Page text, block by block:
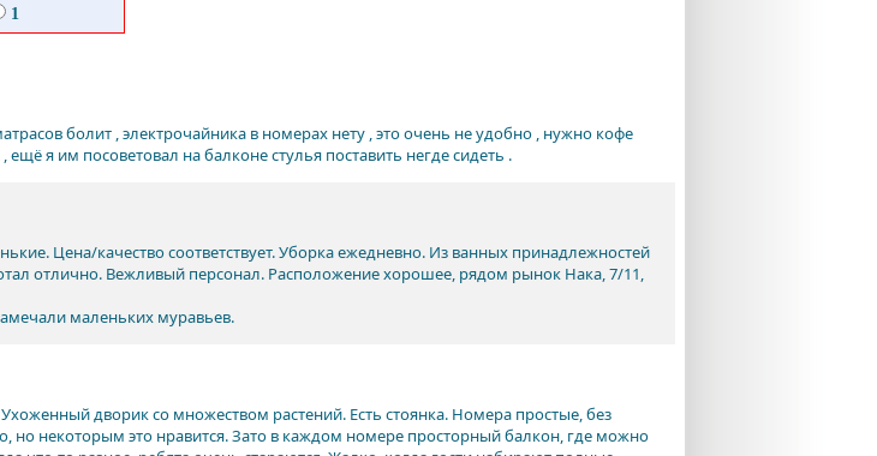
1
болит , электрочайника в номерах нету , это очень не удобно , нужно кофе
я им посоветовал на балконе стулья поставить негде сидеть .
Цена/качество соответствует. Уборка ежедневно. Из ванных принадлежностей
отлично. Вежливый персонал. Расположение хорошее, рядом рынок Нака, 7/11,
маленьких муравьев.
дворик со множеством растений. Есть стоянка. Номера простые, без
но некоторым это нравится. Зато в каждом номере просторный балкон, где можно